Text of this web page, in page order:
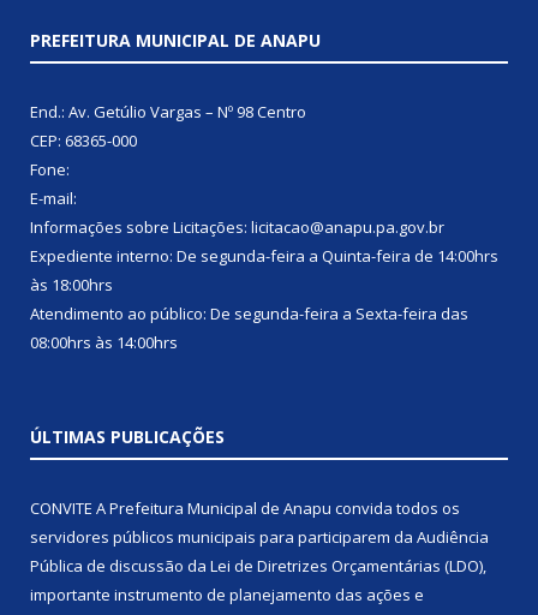
PREFEITURA MUNICIPAL DE ANAPU
End.: Av. Getúlio Vargas – Nº 98 Centro
CEP: 68365-000
Fone:
E-mail:
Informações sobre Licitações: licitacao@anapu.pa.gov.br
Expediente interno: De segunda-feira a Quinta-feira de 14:00hrs
às 18:00hrs
Atendimento ao público: De segunda-feira a Sexta-feira das
08:00hrs às 14:00hrs
ÚLTIMAS PUBLICAÇÕES
CONVITE A Prefeitura Municipal de Anapu convida todos os
servidores públicos municipais para participarem da Audiência
Pública de discussão da Lei de Diretrizes Orçamentárias (LDO),
importante instrumento de planejamento das ações e